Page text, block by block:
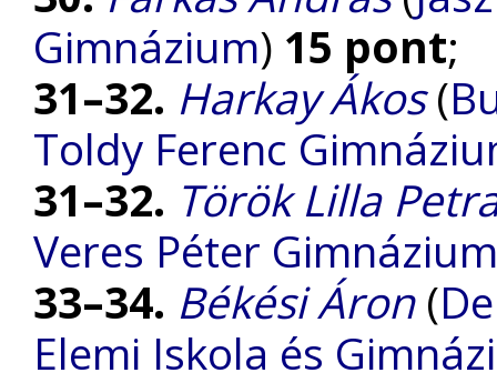
Gimnázium) 15 pont;
31–32. Harkay Ákos(
Toldy Ferenc
31–32. Török Lilla
Veres Péter Gimnázium
33–34. Békési Áron(
Elemi Iskola és